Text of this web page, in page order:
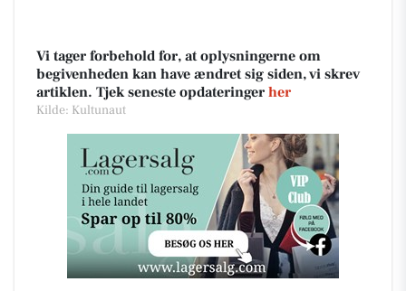
Vi tager forbehold for, at oplysningerne om
begivenheden kan have ændret sig siden, vi skrev
artiklen. Tjek seneste opdateringer her
Kilde: Kultunaut